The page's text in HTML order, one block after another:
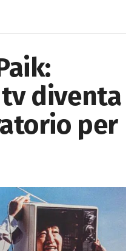
diventa
per